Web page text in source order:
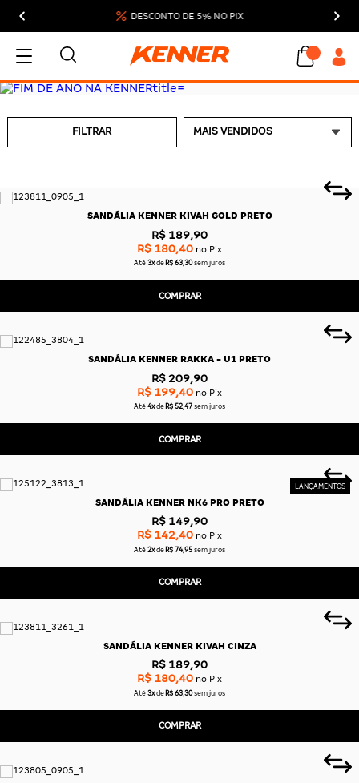
DESCONTO DE 5% NO PIX
MEU CARRINHO
ADICIONAR
CONTINUAR COMPRANDO
FINALIZAR COMPRA
FILTRAR
SANDÁLIA KENNER KIVAH GOLD PRETO
R$ 189,90
R$ 180,40 no Pix
Até 3x de R$ 63,30sem juros
COMPRAR
SANDÁLIA KENNER RAKKA - U1 PRETO
R$ 209,90
R$ 199,40 no Pix
Até 4x de R$ 52,47 sem juros
COMPRAR
SANDÁLIA KENNER NK6 PRO PRETO
R$ 149,90
R$ 142,40 no Pix
Até 2x de R$ 74,95 sem juros
COMPRAR
SANDÁLIA KENNER KIVAH CINZA
R$ 189,90
R$ 180,40 no Pix
Até 3x de R$ 63,30sem juros
COMPRAR